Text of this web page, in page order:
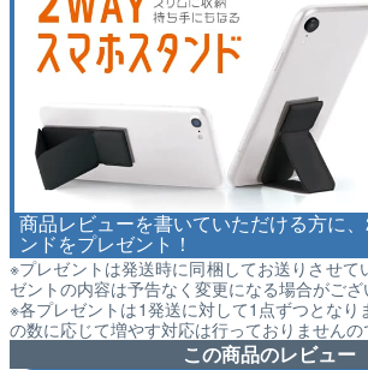
商品レビューを書いていただける方に
ンドをプレゼント！
※プレゼントは発送時に同梱してお送りさせて
ゼントの内容は予告なく変更になる場合がござ
※各プレゼントは1発送に対して1点ずつとなり
の数に応じて増やす対応は行っておりませんの
この商品のレビュー